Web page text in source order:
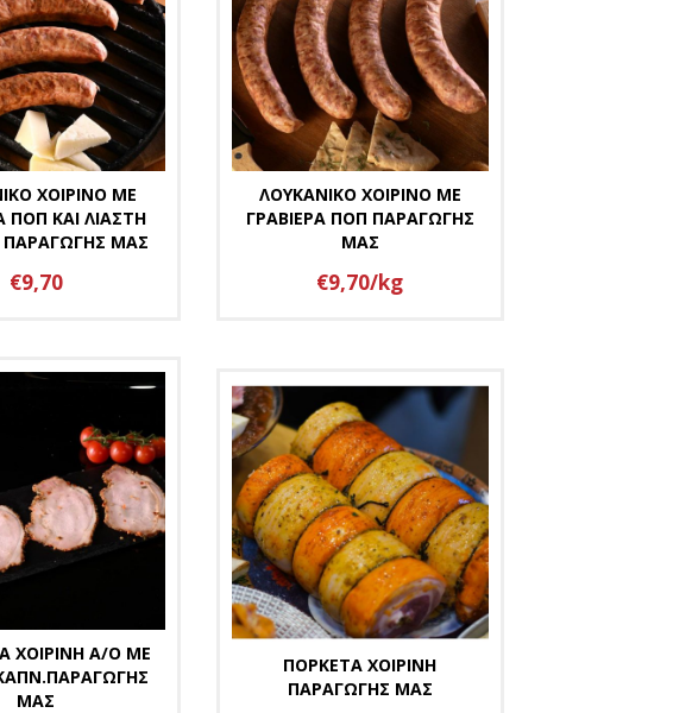
ΧΟΙΡΙΝΟ ΜΕ
ΠΟΠ ΚΑΙ ΛΙΑΣΤΗ
ΜΑΣ
€9,70
ΛΟΥΚΑΝΙΚΟ ΧΟΙΡΙΝΟ ΜΕ
ΓΡΑΒΙΕΡΑ ΠΟΠ ΠΑΡΑΓΩΓΗΣ
ΜΑΣ
€9,70/kg
ΧΟΙΡΙΝΗ Α/Ο ΜΕ
ΜΑΣ
ΠΟΡΚΕΤΑ ΧΟΙΡΙΝΗ
ΠΑΡΑΓΩΓΗΣ ΜΑΣ